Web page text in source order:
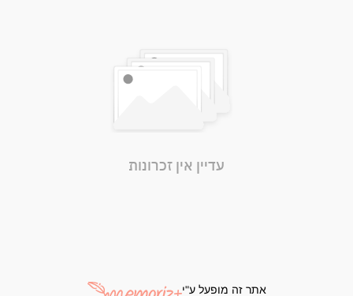
עדיין אין זכרונות
אתר זה מופעל ע"י